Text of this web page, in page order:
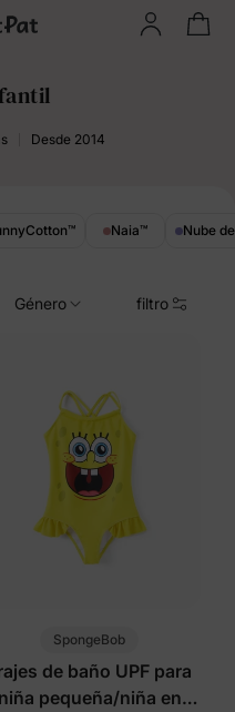
Desde 2014
™ Naia™ Nube
Género filtro
SpongeBob
de baño UPF para
niña pequeña/niña en